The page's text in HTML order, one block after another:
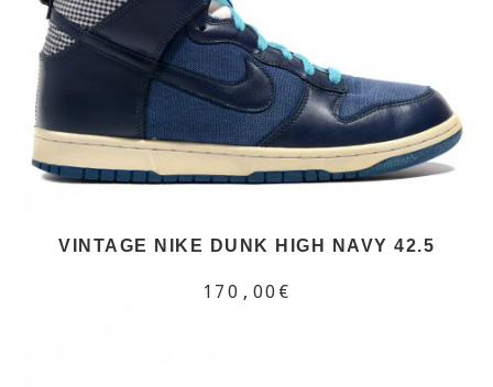
VINTAGE NIKE DUNK HIGH NAVY 42.5
170,00€